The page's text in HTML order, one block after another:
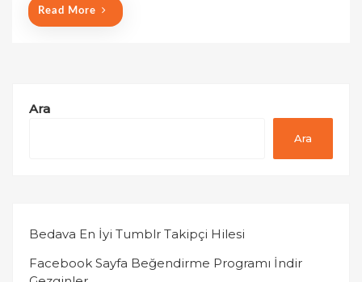
Read More
Ara
Ara
Bedava En İyi Tumblr Takipçi Hilesi
Facebook Sayfa Beğendirme Programı İndir